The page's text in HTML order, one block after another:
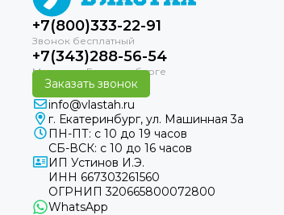
+7(800)333-22-91
+7(343)288-56-54
Заказать звонок
info@vlastah.ru
г. Екатеринбург, ул. Машинная 3а
ПН-ПТ: с 10 до 19 часов
СБ-ВСК: с 10 до 16 часов
ИП Устинов И.Э.
ИНН 667303261560
ОГРНИП 320665800072800
WhatsApp